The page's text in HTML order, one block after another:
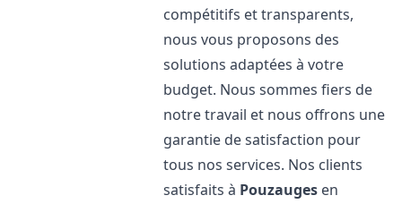
compétitifs et transparents,
nous vous proposons des
solutions adaptées à votre
budget. Nous sommes fiers de
notre travail et nous offrons une
garantie de satisfaction pour
tous nos services. Nos clients
satisfaits à Pouzauges en